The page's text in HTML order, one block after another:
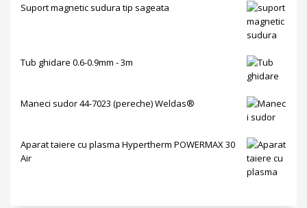
Suport magnetic sudura tip sageata
Tub ghidare 0.6-0.9mm - 3m
Maneci sudor 44-7023 (pereche) Weldas®
Aparat taiere cu plasma Hypertherm POWERMAX 30
Air